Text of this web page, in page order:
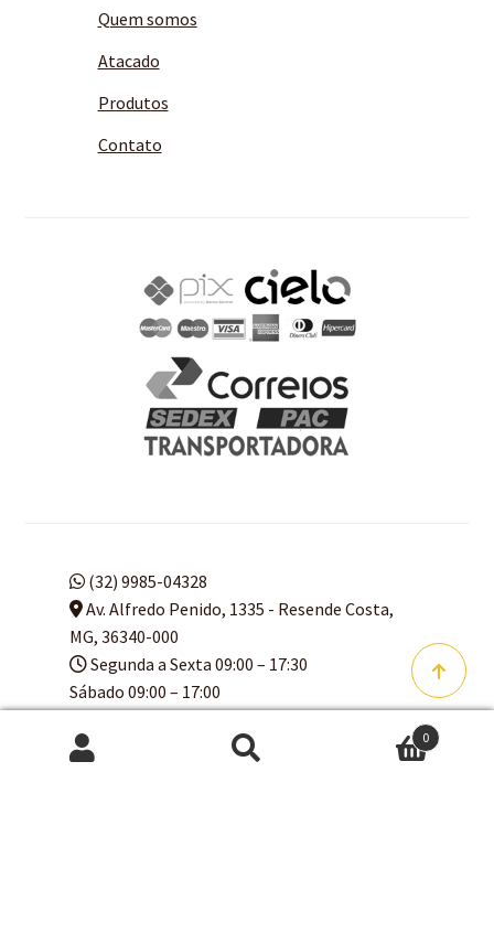
Quem somos
Atacado
Produtos
Contato
(32) 9985-04328
Av. Alfredo Penido, 1335 - Resende Costa,
MG, 36340-000
Segunda a Sexta 09:00 – 17:30
Sábado 09:00 – 17:00
Pesquisar
Pesquisar
0